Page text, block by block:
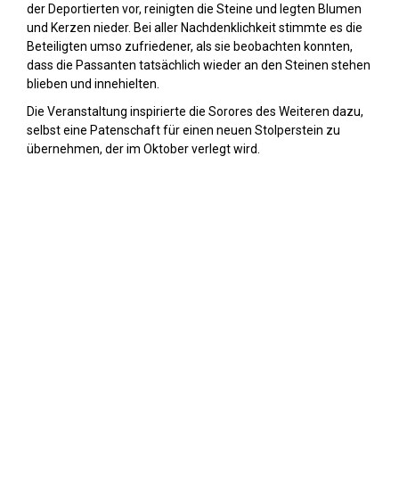
der Deportierten vor, reinigten die Steine und legten Blumen
und Kerzen nieder. Bei aller Nachdenklichkeit stimmte es die
Beteiligten umso zufriedener, als sie beobachten konnten,
dass die Passanten tatsächlich wieder an den Steinen stehen
blieben und innehielten.
Die Veranstaltung inspirierte die Sorores des Weiteren dazu,
selbst eine Patenschaft für einen neuen Stolperstein zu
übernehmen, der im Oktober verlegt wird.